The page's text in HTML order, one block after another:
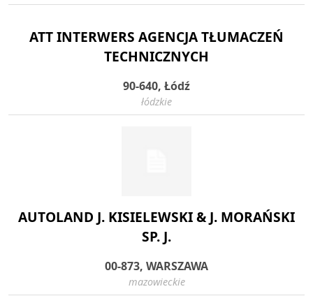
ATT INTERWERS AGENCJA TŁUMACZEŃ
TECHNICZNYCH
90-640, Łódź
łódzkie
AUTOLAND J. KISIELEWSKI & J. MORAŃSKI
SP. J.
00-873, WARSZAWA
mazowieckie